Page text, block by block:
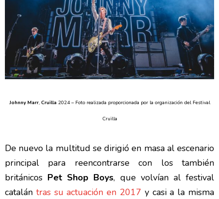
Johnny Marr,Cruïlla 2024 – Foto realizada proporcionada por la organización del Festival
Cruïlla
De nuevo la multitud se dirigió en masa al escenario
principal para reencontrarse con los también
británicos Pet Shop Boys, que volvían al festival
catalán tras su actuación en 2017 y casi a la misma